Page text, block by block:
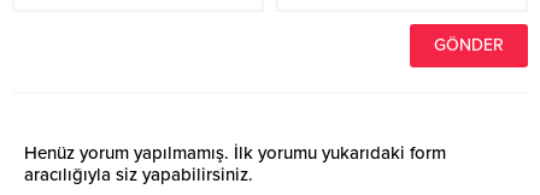
Henüz yorum yapılmamış. İlk yorumu yukarıdaki form
aracılığıyla siz yapabilirsiniz.